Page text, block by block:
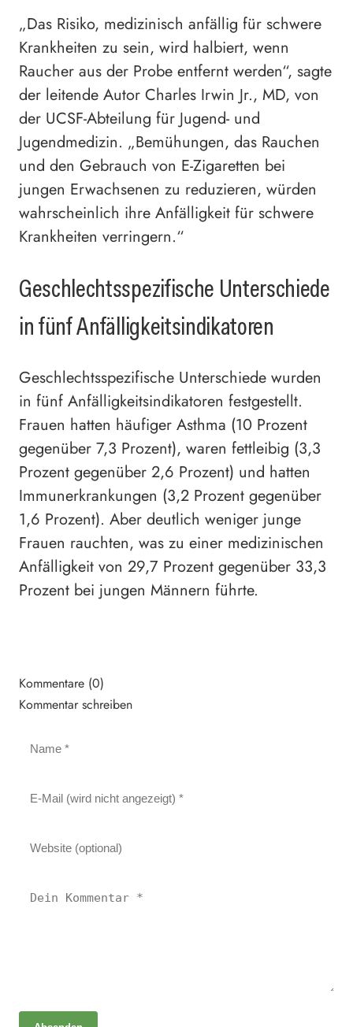
„Das Risiko, medizinisch anfällig für schwere
Krankheiten zu sein, wird halbiert, wenn
Raucher aus der Probe entfernt werden“, sagte
der leitende Autor Charles Irwin Jr., MD, von
der UCSF-Abteilung für Jugend- und
Jugendmedizin. „Bemühungen, das Rauchen
und den Gebrauch von E-Zigaretten bei
jungen Erwachsenen zu reduzieren, würden
wahrscheinlich ihre Anfälligkeit für schwere
Krankheiten verringern.“
Geschlechtsspezifische Unterschiede
in fünf Anfälligkeitsindikatoren
Geschlechtsspezifische Unterschiede wurden
in fünf Anfälligkeitsindikatoren festgestellt.
Frauen hatten häufiger Asthma (10 Prozent
gegenüber 7,3 Prozent), waren fettleibig (3,3
Prozent gegenüber 2,6 Prozent) und hatten
Immunerkrankungen (3,2 Prozent gegenüber
1,6 Prozent). Aber deutlich weniger junge
Frauen rauchten, was zu einer medizinischen
Anfälligkeit von 29,7 Prozent gegenüber 33,3
Prozent bei jungen Männern führte.
Kommentare (0)
Kommentar schreiben